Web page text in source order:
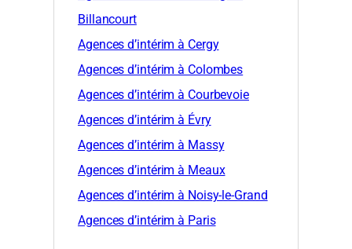
Billancourt
Agences d’intérim à Cergy
Agences d’intérim à Colombes
Agences d’intérim à Courbevoie
Agences d’intérim à Évry
Agences d’intérim à Massy
Agences d’intérim à Meaux
Agences d’intérim à Noisy-le-Grand
Agences d’intérim à Paris